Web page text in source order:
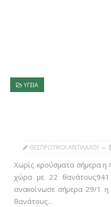
ΥΓΕΙΑ
ΘΕΣΠΡΩΤΙΚΟΙ ΑΝΤΙΛΑΛΟΙ
Χωρίς κρούσματα σήμερα
χώρα με 22
ανακοίνωσε σήμερα 29/1 η
θανάτους...